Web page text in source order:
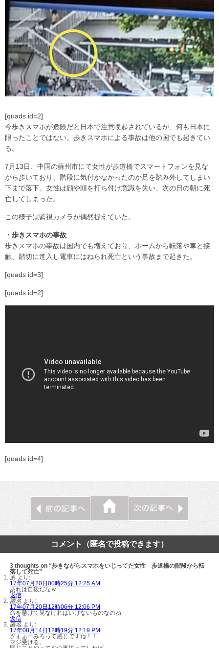
[quads id=2]
今歩きスマホが危険だと日本で注意喚起されているが、何も日本に
限ったことではない。歩きスマホによる事故は他の国でも起きてい
る。
7月13日、中国の蘇州市にて女性が歩道橋でスマートフォンを見な
がら歩いており、階段に気付かなかったのか足を踏み外してしまい
下まで落下。女性は顔や頭を打ち付け意識を失い、次の日の朝に死
亡してしまった。
この様子は監視カメラが偶然捉えていた。
・歩きスマホの事故
歩きスマホの事故は国内でも増えており、ホームから転落や車と接
触、踏切に進入し電車にはねられ死亡という事故まで起きた。
[quads id=3]
[quads id=2]
[quads id=4]
コメント（匿名で投稿できます）
3 thoughts on “歩きながらスマホをいじってた女性 歩道橋の階段から転
落して死亡”
あ より:
17年07月20日00時25分 12:25 AM
あれは自殺だなｗ
返信
匿名 より:
17年07月20日12時06分 12:06 PM
命を懸けて見なければいけないものなのね
返信
匿名 より:
17年08月14日12時19分 12:19 PM
ざまぁーみろって感じですね！！
マジ受ける。